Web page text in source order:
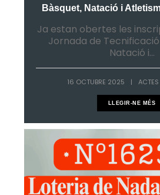
Bàsquet, Natació i
Ja estan obertes les
Jornada de
Natació i...
16 OCTUBRE 2025 |
LLEGIR-NE MÉS